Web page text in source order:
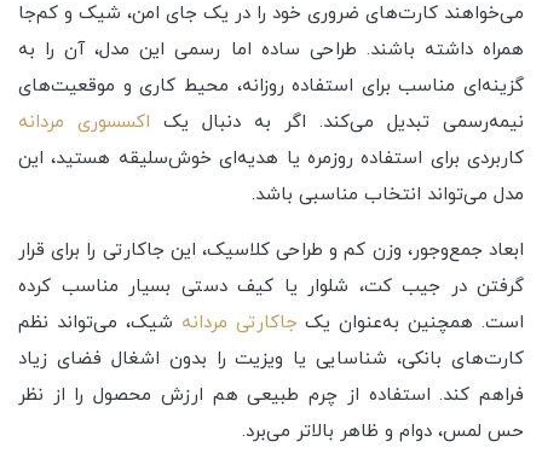
می‌خواهند کارت‌های ضروری خود را در یک جای امن، شیک و کم‌جا
همراه داشته باشند. طراحی ساده اما رسمی این مدل، آن را به
گزینه‌ای مناسب برای استفاده روزانه، محیط کاری و موقعیت‌های
نیمه‌رسمی تبدیل می‌کند. اگر به دنبال یک اکسسوری مردانه
کاربردی برای استفاده روزمره یا هدیه‌ای خوش‌سلیقه هستید، این
مدل می‌تواند انتخاب مناسبی باشد.
ابعاد جمع‌وجور، وزن کم و طراحی کلاسیک، این جاکارتی را برای قرار
گرفتن در جیب کت، شلوار یا کیف دستی بسیار مناسب کرده
است. همچنین به‌عنوان یک جاکارتی مردانه شیک، می‌تواند نظم
کارت‌های بانکی، شناسایی یا ویزیت را بدون اشغال فضای زیاد
فراهم کند. استفاده از چرم طبیعی هم ارزش محصول را از نظر
حس لمس، دوام و ظاهر بالاتر می‌برد.